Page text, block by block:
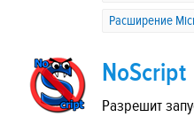
Расширение
NoScript
Разрешит